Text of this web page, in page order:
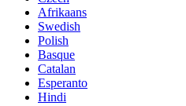
Afrikaans
Swedish
Polish
Basque
Catalan
Esperanto
Hindi